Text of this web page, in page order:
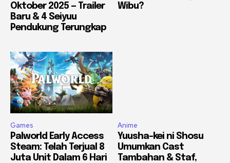
Oktober 2025 — Trailer
Baru & 4 Seiyuu
Pendukung Terungkap
Wibu?
Games
Palworld Early Access
Steam: Telah Terjual 8
Juta Unit Dalam 6 Hari
Anime
Yuusha-kei ni Shosu
Umumkan Cast
Tambahan & Staf,